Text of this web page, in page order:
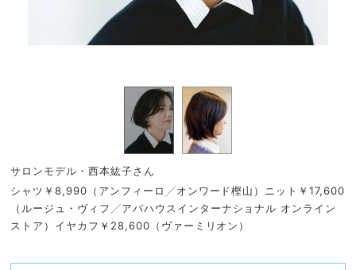
サロンモデル・西本紘子さん
シャツ￥8,990（アンフィーロ╱オンワード樫山）ニット￥17,600
（ルージュ・ヴィフ╱アバハウスインターナショナル オンライン
ストア）イヤカフ￥28,600（ヴァーミリオン）